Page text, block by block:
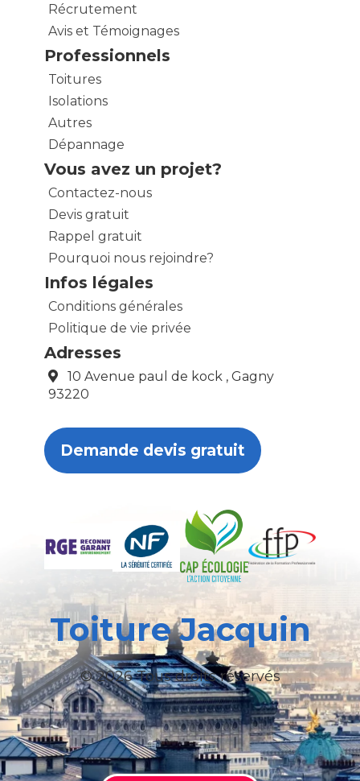
Récrutement
Avis et Témoignages
Professionnels
Toitures
Isolations
Autres
Dépannage
Vous avez un projet?
Contactez-nous
Devis gratuit
Rappel gratuit
Pourquoi nous rejoindre?
Infos légales
Conditions générales
Politique de vie privée
Adresses
10 Avenue paul de kock , Gagny
93220
Demande devis gratuit
Toiture Jacquin
© 2026 Tous droits réservés